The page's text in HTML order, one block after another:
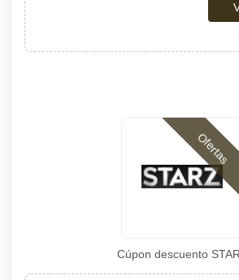
Ofertas
Cúpon descuento